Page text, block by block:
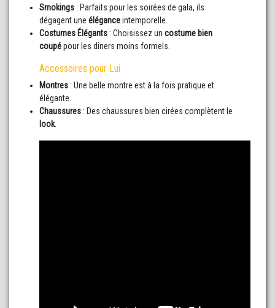
Smokings : Parfaits pour les soirées de gala, ils
dégagent une éléganceintemporelle.
Costumes Élégants : Choisissez un costume bien
coupépour les dîners moins formels.
Accessoires pour Lui
Montres : Une belle montre est à la fois pratique et
élégante.
Chaussures : Des chaussures bien cirées complètent le
look.